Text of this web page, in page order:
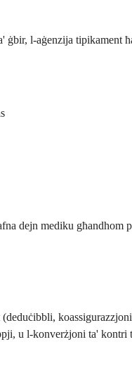
l-aġenzija tipikament
dejn mediku għandhom
u l-konverżjoni ta'